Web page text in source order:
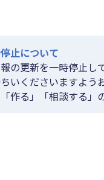
止について
の更新を一時停止
いくださいますよう
作る」「相談する」